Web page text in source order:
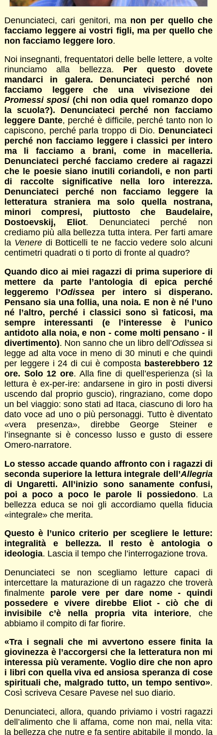
Denunciateci, cari genitori, ma non per quello che
facciamo leggere ai vostri figli, ma per quello che
non facciamo leggere loro.
Noi insegnanti, frequentatori delle belle lettere, a volte
rinunciamo alla bellezza. Per questo dovete
mandarci in galera. Denunciateci perché non
facciamo leggere che una vivisezione dei
Promessi sposi(chi non odia quel romanzo dopo
la scuola?). Denunciateci perché non facciamo
leggere Dante, perché è difficile, perché tanto non lo
capiscono, perché parla troppo di Dio. Denunciateci
perché non facciamo leggere i classici per intero
ma li facciamo a brani, come in macelleria.
Denunciateci perché facciamo credere ai ragazzi
che le poesie siano inutili coriandoli, e non parti
di raccolte significative nella loro interezza.
Denunciateci perché non facciamo leggere la
letteratura straniera ma solo quella nostrana,
minori compresi, piuttosto che Baudelaire,
Dostoevskij, Eliot. Denunciateci perché non
crediamo più alla bellezza tutta intera. Per farti amare
la Veneredi Botticelli te ne faccio vedere solo alcuni
centimetri quadrati o ti porto di fronte al quadro?
Quando dico ai miei ragazzi di prima superiore di
mettere da parte l’antologia di epica perché
leggeremo l’Odisseaper intero si disperano.
Pensano sia una follia, una noia. E non è né l’uno
né l’altro, perché i classici sono sì faticosi, ma
sempre interessanti (e l’interesse è l’unico
antidoto alla noia, e non - come molti pensano - il
divertimento). Non sanno che un libro dell’Odissea si
legge ad alta voce in meno di 30 minuti e che quindi
per leggere i 24 di cui è composta basterebbero 12
ore. Solo 12 ore. Alla fine di quell’esperienza (sì la
lettura è ex-per-ire: andarsene in giro in posti diversi
uscendo dal proprio guscio), ringraziano, come dopo
un bel viaggio: sono stati ad Itaca, ciascuno di loro ha
dato voce ad uno o più personaggi. Tutto è diventato
«vera presenza», direbbe George Steiner e
l’insegnante si è concesso lusso e gusto di essere
Omero-narratore.
Lo stesso accade quando affronto con i ragazzi di
seconda superiore la lettura integrale dell’Allegria
di Ungaretti. All’inizio sono sanamente confusi,
poi a poco a poco le parole li possiedono. La
bellezza educa se noi gli accordiamo quella fiducia
«integrale» che merita.
Questo è l’unico criterio per scegliere le letture:
integralità e bellezza. Il resto è antologia o
ideologia. Lascia il tempo che l’interrogazione trova.
Denunciateci se non scegliamo letture capaci di
intercettare la maturazione di un ragazzo che troverà
finalmente parole vere per dare nome - quindi
possedere e vivere direbbe Eliot - ciò che di
invisibile c’è nella propria vita interiore, che
abbiamo il compito di far fiorire.
«Tra i segnali che mi avvertono essere finita la
giovinezza è l’accorgersi che la letteratura non mi
interessa più veramente. Voglio dire che non apro
i libri con quella viva ed ansiosa speranza di cose
spirituali che, malgrado tutto, un tempo sentivo».
Così scriveva Cesare Pavese nel suo diario.
Denunciateci, allora, quando priviamo i vostri ragazzi
dell’alimento che li affama, come non mai, nella vita:
la bellezza che nutre e fa sentire abitabile il mondo, la